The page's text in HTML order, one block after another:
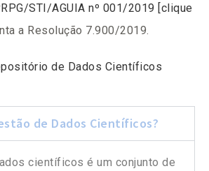
STI/AGUIA nº 001/2019 [clique
a Resolução 7.900/2019.
de Dados Científicos
de Dados Científicos?
científicos é um conjunto de